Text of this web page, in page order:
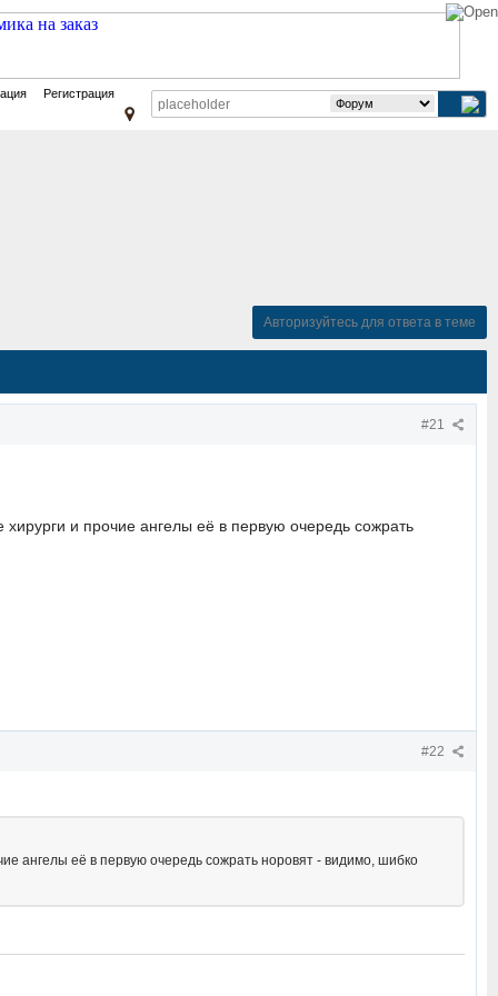
Регистрация
Авторизуйтесь для ответа в теме
#21
и прочие ангелы её в первую очередь сожрать
#22
ангелы её в первую очередь сожрать норовят - видимо, шибко